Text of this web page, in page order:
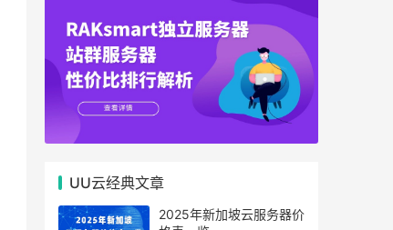
UU云经典文章
2025年新加坡云服务器价